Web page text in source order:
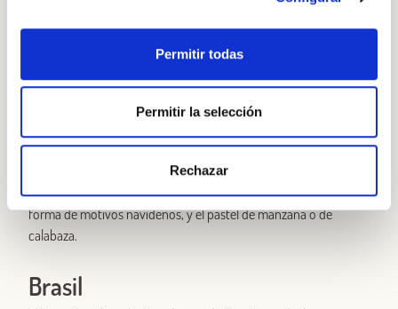
Permitir todas
Permitir la selección
Rechazar
Ya sentados en la mesa y al igual que en el día de Acción de
Gracias, millones de estadounidenses se disponen a trinchar el
pavo en Navidad. Asado o relleno (a menudo no faltan las frutas
patatas, salsa de arándanos (cranberry sauce) y verduras como
judías verdes crujientes. El punto final del festín lo ponen las
galletas navideñas, más apreciadas si se hornean en casa con
forma de motivos navideños, y el pastel de manzana o de
calabaza.
Brasil